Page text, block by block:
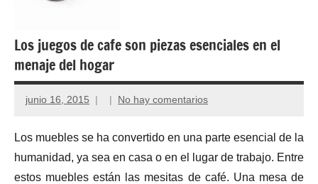
Los juegos de cafe son piezas esenciales en el
menaje del hogar
junio 16, 2015 No hay comentarios
Los muebles se ha convertido en una parte esencial de la
humanidad, ya sea en casa o en el lugar de trabajo. Entre
estos muebles están las mesitas de café. Una mesa de